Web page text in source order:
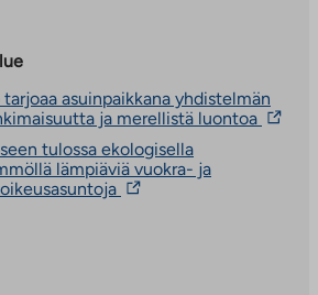
tarjoaa asuinpaikkana yhdistelmän
ja merellistä luontoa Linkki
tulossa ekologisella
lämpiäviä vuokra- ja
Linkki